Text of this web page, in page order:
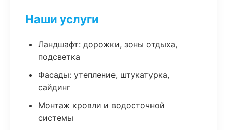
Наши услуги
Ландшафт: дорожки, зоны отдыха,
подсветка
Фасады: утепление, штукатурка,
сайдинг
Монтаж кровли и водосточной
системы